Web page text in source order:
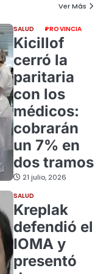
Ver Más
SALUD PROVINCIA
Kicillof
cerró la
paritaria
con los
médicos:
cobrarán
un 7% en
dos tramos
21 julio, 2026
SALUD
Kreplak
defendió el
IOMA y
presentó